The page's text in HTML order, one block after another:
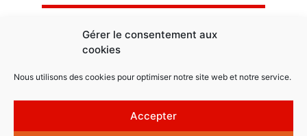
Gérer le consentement aux
cookies
Nous utilisons des cookies pour optimiser notre site web et notre service.
Accepter
BE0477 131 221